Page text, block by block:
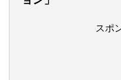
スポ